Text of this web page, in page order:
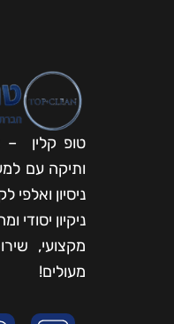
טופ קלין –
ניסיון ואלפי
ניקיון יסודי
מקצועי,
מעולים!